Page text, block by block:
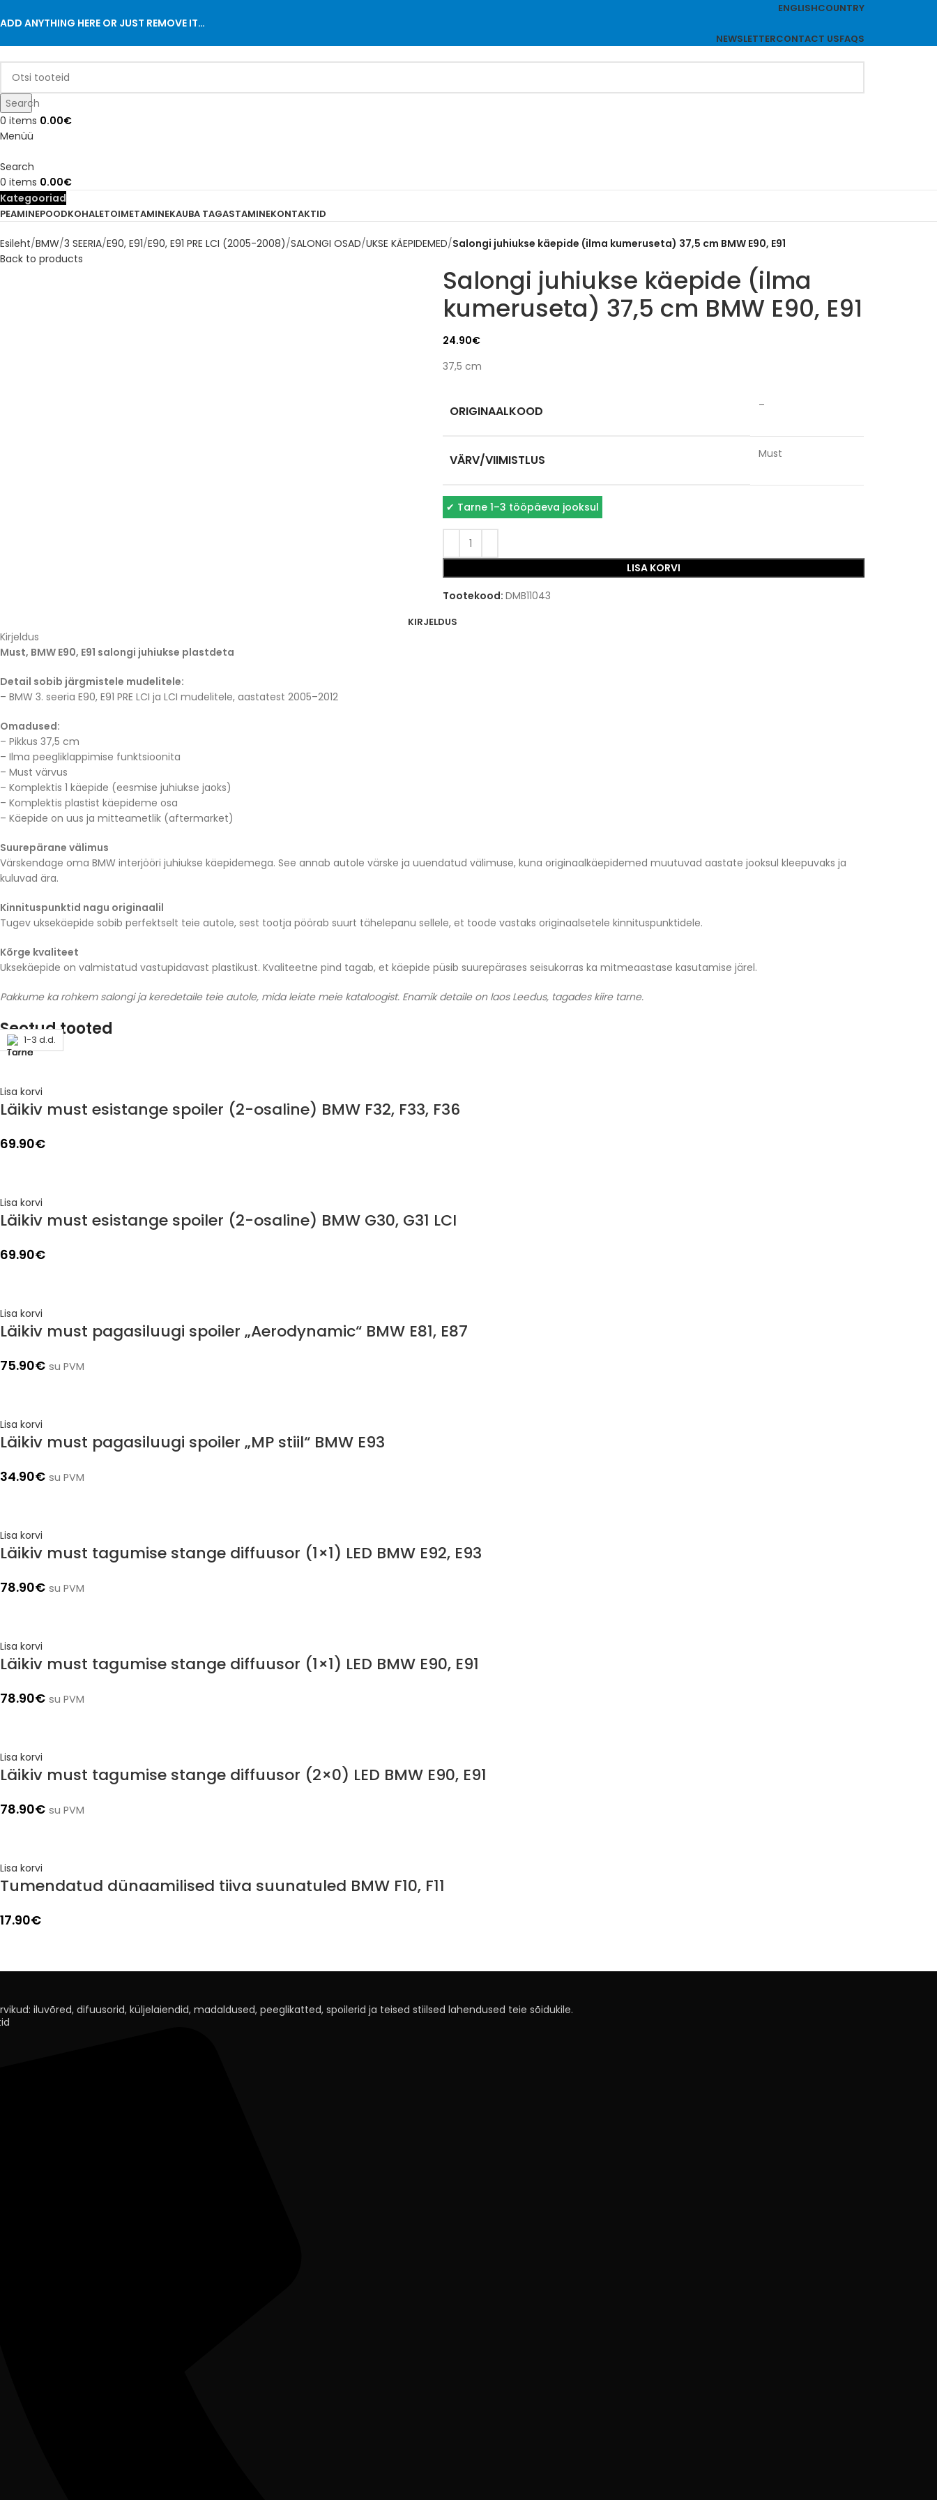
ENGLISHCOUNTRY
ADD ANYTHING HERE OR JUST REMOVE IT…
NEWSLETTERCONTACT USFAQS
Search
0 items 0.00€
Menüü
Search
0 items 0.00€
Kategooriad
PEAMINEPOODKOHALETOIMETAMINEKAUBA TAGASTAMINEKONTAKTID
Esileht BMW 3 SEERIA E90, E91 E90, E91 PRE LCI (2005-2008) SALONGI OSAD UKSE KÄEPIDEMED Salongi juhiukse käepide (ilma kumeruseta) 37,5 cm BMW E90, E91
Back to products
Salongi juhiukse käepide (ilma
kumeruseta) 37,5 cm BMW E90, E91
24.90€
37,5 cm
ORIGINAALKOOD –
VÄRV/VIIMISTLUS Must
✔ Tarne 1–3 tööpäeva jooksul
LISA KORVI
Tootekood: DMB11043
KIRJELDUS
Kirjeldus
Must, BMW E90, E91 salongi juhiukse plastdeta
Detail sobib järgmistele mudelitele:
– BMW 3. seeria E90, E91 PRE LCI ja LCI mudelitele, aastatest 2005–2012
Omadused:
– Pikkus 37,5 cm
– Ilma peegliklappimise funktsioonita
– Must värvus
– Komplektis 1 käepide (eesmise juhiukse jaoks)
– Komplektis plastist käepideme osa
– Käepide on uus ja mitteametlik (aftermarket)
Suurepärane välimus
Värskendage oma BMW interjööri juhiukse käepidemega. See annab autole värske ja uuendatud välimuse, kuna originaalkäepidemed muutuvad aastate jooksul kleepuvaks ja
kuluvad ära.
Kinnituspunktid nagu originaalil
Tugev uksekäepide sobib perfektselt teie autole, sest tootja pöörab suurt tähelepanu sellele, et toode vastaks originaalsetele kinnituspunktidele.
Kõrge kvaliteet
Uksekäepide on valmistatud vastupidavast plastikust. Kvaliteetne pind tagab, et käepide püsib suurepärases seisukorras ka mitmeaastase kasutamise järel.
Pakkume ka rohkem salongi ja keredetaile teie autole, mida leiate meie kataloogist. Enamik detaile on laos Leedus, tagades kiire tarne.
Seotud tooted
1-3 d.d.
Lisa korvi
Läikiv must esistange spoiler (2-osaline) BMW F32, F33, F36
69.90€
1-3 d.d.
Lisa korvi
Läikiv must esistange spoiler (2-osaline) BMW G30, G31 LCI
69.90€
1-3 d.d.
Lisa korvi
Läikiv must pagasiluugi spoiler „Aerodynamic“ BMW E81, E87
75.90€ su PVM
1-3 d.d.
Lisa korvi
Läikiv must pagasiluugi spoiler „MP stiil“ BMW E93
34.90€ su PVM
1-3 d.d.
Lisa korvi
Läikiv must tagumise stange diffuusor (1×1) LED BMW E92, E93
78.90€ su PVM
1-3 d.d.
Lisa korvi
Läikiv must tagumise stange diffuusor (1×1) LED BMW E90, E91
78.90€ su PVM
1-3 d.d.
Lisa korvi
Läikiv must tagumise stange diffuusor (2×0) LED BMW E90, E91
78.90€ su PVM
1-3 d.d.
Lisa korvi
Tumendatud dünaamilised tiiva suunatuled BMW F10, F11
17.90€
iluvõred, difuusorid, küljelaiendid, madaldused, peeglikatted, spoilerid ja teised stiilsed lahendused teie sõidukile.